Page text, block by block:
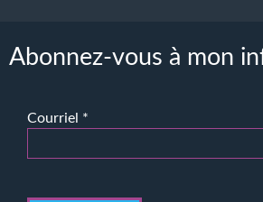
Abonnez-vous à mon
Courriel *